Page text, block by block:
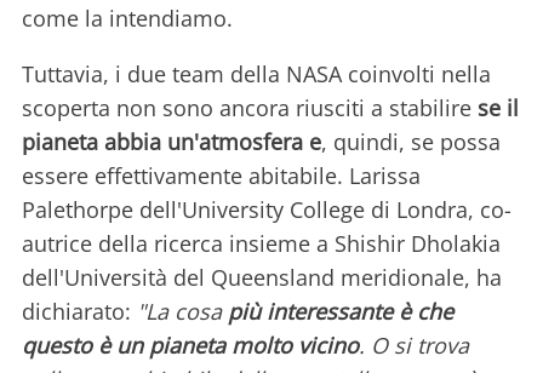
come la intendiamo.
Tuttavia, i due team della NASA coinvolti nella
scoperta non sono ancora riusciti a stabilire se il
pianeta abbia un'atmosfera e, quindi, se possa
essere effettivamente abitabile. Larissa
Palethorpe dell'University College di Londra, co-
autrice della ricerca insieme a Shishir Dholakia
dell'Università del Queensland meridionale, ha
dichiarato: "La cosa più interessante è che
questo è un pianeta molto vicino. O si trova